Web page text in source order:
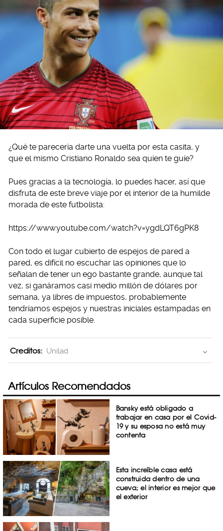
¿Qué te parecería darte una vuelta por esta casita, y
que el mismo Cristiano Ronaldo sea quien te guíe?
Pues gracias a la tecnología, lo puedes hacer, así que
disfruta de este breve viaje por el interior de la humilde
morada de este futbolista:
https://www.youtube.com/watch?v=ygdLQT6gPK8
Con todo el lugar cubierto de espejos de pared a
pared, es difícil no escuchar las opiniones que lo
señalan de tener un ego bastante grande, aunque tal
vez, si ganáramos casi medio millón de dólares por
semana, ya libres de impuestos, probablemente
tendríamos espejos y nuestras iniciales estampadas en
cada superficie posible.
Creditos: Unilad
Artículos Recomendados
Bansky está obligado a
trabajar en casa por el Covid-
19 y su esposa no está muy
contenta
Esta increíble casa está
construida dentro de una
cueva; el interior es mejor que
el exterior